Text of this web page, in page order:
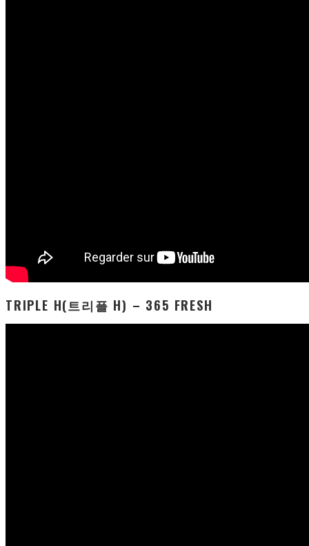
TRIPLE H(트리플 H) – 365 FRESH